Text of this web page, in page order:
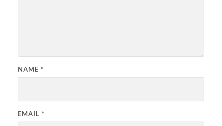
NAME *
EMAIL *